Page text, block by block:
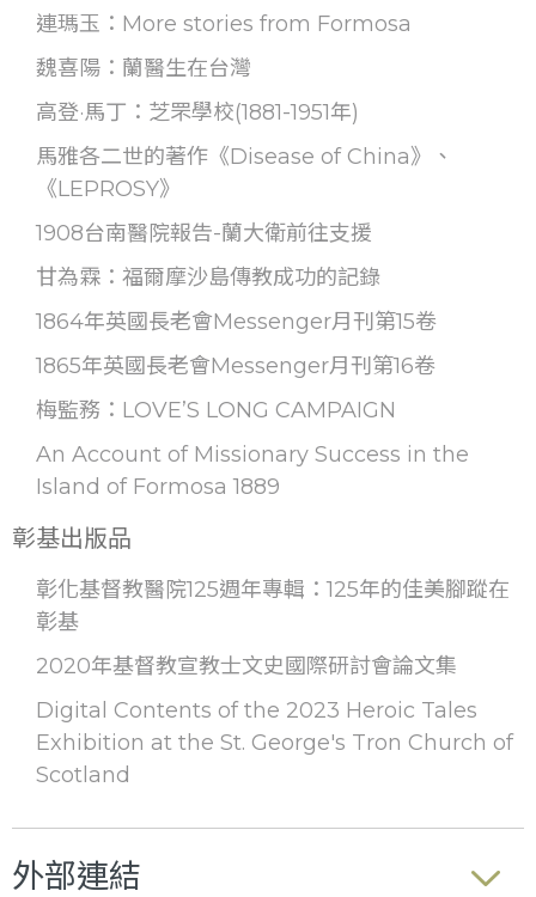
連瑪玉：More stories from Formosa
魏喜陽：蘭醫生在台灣
高登·馬丁：芝罘學校(1881-1951年)
馬雅各二世的著作《Disease of China》、
《LEPROSY》
1908台南醫院報告-蘭大衛前往支援
甘為霖：福爾摩沙島傳教成功的記錄
1864年英國長老會Messenger月刊第15卷
1865年英國長老會Messenger月刊第16卷
梅監務：LOVE’S LONG CAMPAIGN
An Account of Missionary Success in the
Island of Formosa 1889
彰基出版品
彰化基督教醫院125週年專輯：125年的佳美腳蹤在
彰基
2020年基督教宣教士文史國際研討會論文集
Digital Contents of the 2023 Heroic Tales
Exhibition at the St. George's Tron Church of
Scotland
外部連結